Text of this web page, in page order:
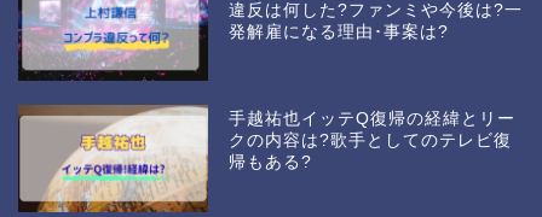
違反は何した?ファンミや今後は?一
発解雇になる理由･事案は?
手越祐也イッテQ復帰の経緯とリー
クの内容は?歌手としてのテレビ復
帰もある?